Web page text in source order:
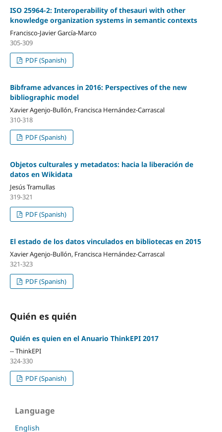
ISO 25964-2: Interoperability of thesauri with other
knowledge organization systems in semantic contexts
Francisco-Javier Garcí­a-Marco
305-309
PDF (Spanish)
Bibframe advances in 2016: Perspectives of the new
bibliographic model
Xavier Agenjo-Bullón, Francisca Hernández-Carrascal
310-318
PDF (Spanish)
Objetos culturales y metadatos: hacia la liberación de
datos en Wikidata
Jesús Tramullas
319-321
PDF (Spanish)
El estado de los datos vinculados en bibliotecas en 2015
Xavier Agenjo-Bullón, Francisca Hernández-Carrascal
321-323
PDF (Spanish)
Quién es quién
Quién es quien en el Anuario ThinkEPI 2017
-- ThinkEPI
324-330
PDF (Spanish)
Language
English